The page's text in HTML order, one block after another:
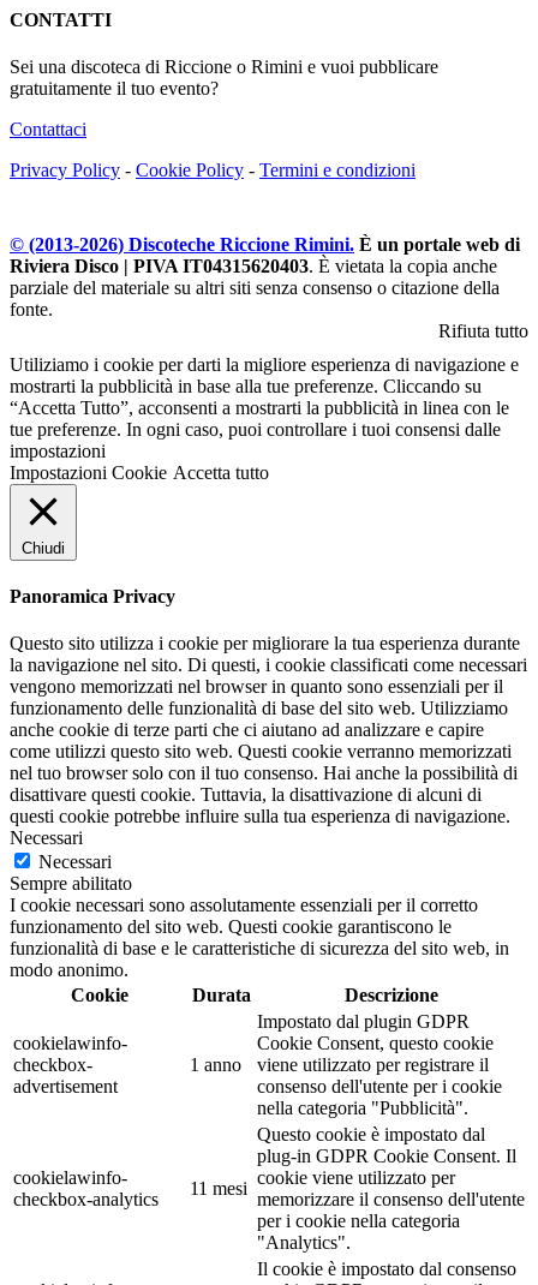
CONTATTI
Sei una discoteca di Riccione o Rimini e vuoi pubblicare
gratuitamente il tuo evento?
Contattaci
Privacy Policy - Cookie Policy - Termini e condizioni
© (2013-2026) Discoteche Riccione Rimini. È un portale web di
Riviera Disco | PIVA IT04315620403. È vietata la copia anche
parziale del materiale su altri siti senza consenso o citazione della
fonte.
Rifiuta tutto
Utiliziamo i cookie per darti la migliore esperienza di navigazione e
mostrarti la pubblicità in base alla tue preferenze. Cliccando su
“Accetta Tutto”, acconsenti a mostrarti la pubblicità in linea con le
tue preferenze. In ogni caso, puoi controllare i tuoi consensi dalle
impostazioni
Impostazioni Cookie Accetta tutto
Chiudi
Panoramica Privacy
Questo sito utilizza i cookie per migliorare la tua esperienza durante
la navigazione nel sito. Di questi, i cookie classificati come necessari
vengono memorizzati nel browser in quanto sono essenziali per il
funzionamento delle funzionalità di base del sito web. Utilizziamo
anche cookie di terze parti che ci aiutano ad analizzare e capire
come utilizzi questo sito web. Questi cookie verranno memorizzati
nel tuo browser solo con il tuo consenso. Hai anche la possibilità di
disattivare questi cookie. Tuttavia, la disattivazione di alcuni di
questi cookie potrebbe influire sulla tua esperienza di navigazione.
Necessari
Necessari
Sempre abilitato
I cookie necessari sono assolutamente essenziali per il corretto
funzionamento del sito web. Questi cookie garantiscono le
funzionalità di base e le caratteristiche di sicurezza del sito web, in
modo anonimo.
Cookie
Durata Descrizione
cookielawinfo-
checkbox-
advertisement
1 anno
Impostato dal plugin GDPR
Cookie Consent, questo cookie
viene utilizzato per registrare il
consenso dell'utente per i cookie
nella categoria "Pubblicità".
cookielawinfo-
checkbox-analytics
11 mesi
Questo cookie è impostato dal
plug-in GDPR Cookie Consent. Il
cookie viene utilizzato per
memorizzare il consenso dell'utente
per i cookie nella categoria
"Analytics".
Il cookie è impostato dal consenso